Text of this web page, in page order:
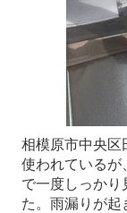
相模原市中央区
使われているが
で一度しっかり
た。雨漏りが起